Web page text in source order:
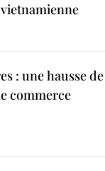
: une hausse de
commerce